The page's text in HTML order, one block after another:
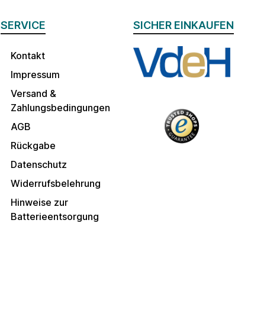
SERVICE
Kontakt
Impressum
Versand &
Zahlungsbedingungen
AGB
Rückgabe
Datenschutz
Widerrufsbelehrung
Hinweise zur
Batterieentsorgung
SICHER EINKAUFEN